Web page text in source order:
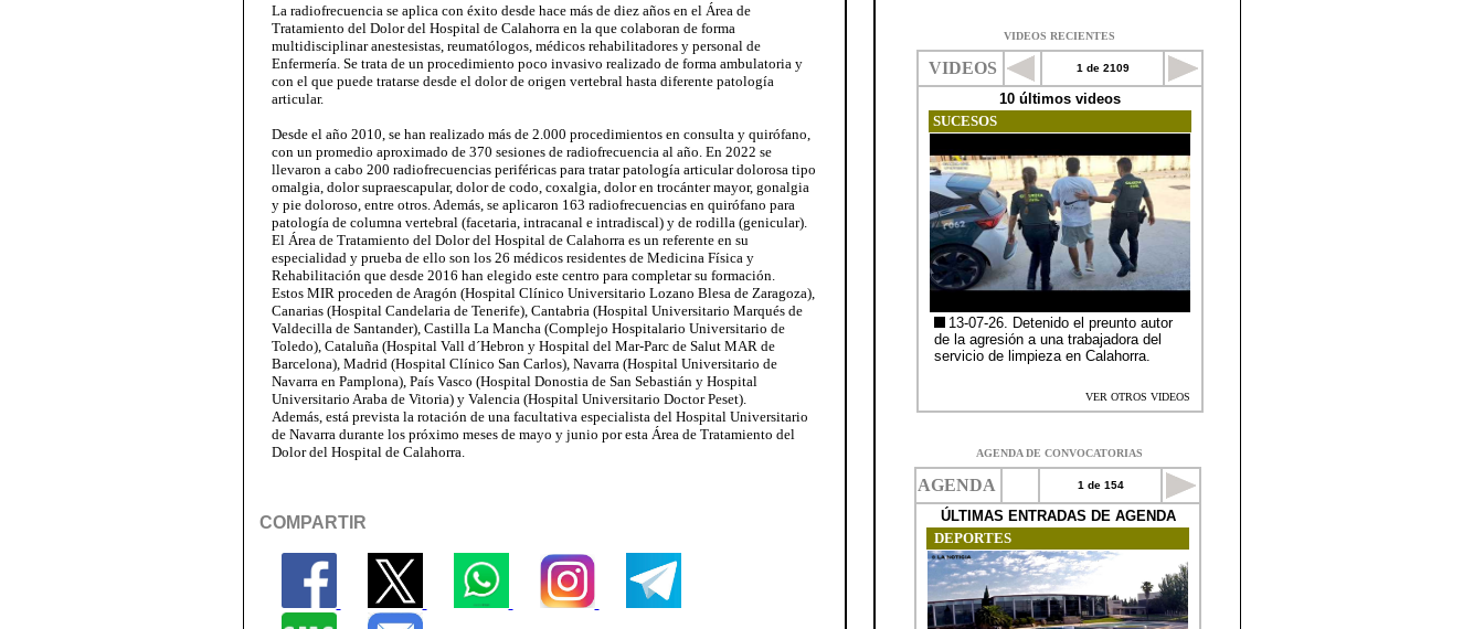
La radiofrecuencia se aplica con éxito desde hace más de diez años en el Área de
Tratamiento del Dolor del Hospital de Calahorra en la que colaboran de forma
multidisciplinar anestesistas, reumatólogos, médicos rehabilitadores y personal de
Enfermería. Se trata de un procedimiento poco invasivo realizado de forma ambulatoria y
con el que puede tratarse desde el dolor de origen vertebral hasta diferente patología
articular.
Desde el año 2010, se han realizado más de 2.000 procedimientos en consulta y quirófano,
con un promedio aproximado de 370 sesiones de radiofrecuencia al año. En 2022 se
llevaron a cabo 200 radiofrecuencias periféricas para tratar patología articular dolorosa tipo
omalgia, dolor supraescapular, dolor de codo, coxalgia, dolor en trocánter mayor, gonalgia
y pie doloroso, entre otros. Además, se aplicaron 163 radiofrecuencias en quirófano para
patología de columna vertebral (facetaria, intracanal e intradiscal) y de rodilla (genicular).
El Área de Tratamiento del Dolor del Hospital de Calahorra es un referente en su
especialidad y prueba de ello son los 26 médicos residentes de Medicina Física y
Rehabilitación que desde 2016 han elegido este centro para completar su formación.
Estos MIR proceden de Aragón (Hospital Clínico Universitario Lozano Blesa de Zaragoza),
Canarias (Hospital Candelaria de Tenerife), Cantabria (Hospital Universitario Marqués de
Valdecilla de Santander), Castilla La Mancha (Complejo Hospitalario Universitario de
Toledo), Cataluña (Hospital Vall d´Hebron y Hospital del Mar-Parc de Salut MAR de
Barcelona), Madrid (Hospital Clínico San Carlos), Navarra (Hospital Universitario de
Navarra en Pamplona), País Vasco (Hospital Donostia de San Sebastián y Hospital
Universitario Araba de Vitoria) y Valencia (Hospital Universitario Doctor Peset).
Además, está prevista la rotación de una facultativa especialista del Hospital Universitario
de Navarra durante los próximo meses de mayo y junio por esta Área de Tratamiento del
Dolor del Hospital de Calahorra.
COMPARTIR
VIDEOS RECIENTES
AGENDA DE CONVOCATORIAS